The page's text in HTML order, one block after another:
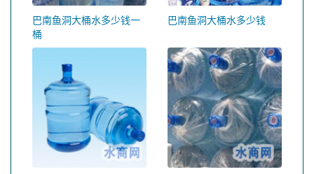
巴南鱼洞大桶水多少钱一
桶
巴南鱼洞大桶水多少钱